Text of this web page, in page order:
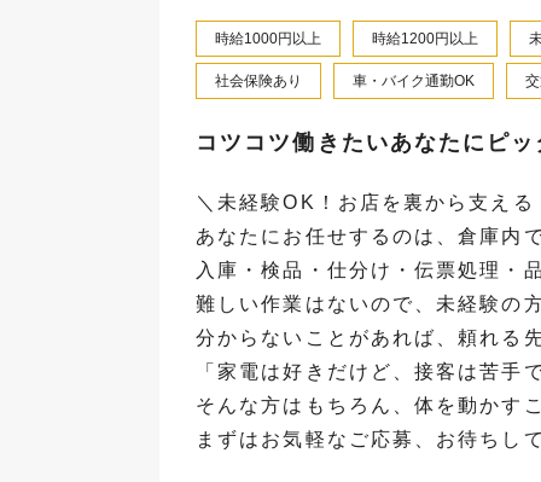
時給1000円以上 時給1200円以上
社会保険あり 車・バイク通勤OK
コツコツ働きたいあなたにピ
＼未経験OK！お店を裏から支え
あなたにお任せするのは、倉庫内
入庫・検品・仕分け・伝票処理・
難しい作業はないので、未経験の
分からないことがあれば、頼れる
「家電は好きだけど、接客は苦手
そんな方はもちろん、体を動かす
まずはお気軽なご応募、お待ちし